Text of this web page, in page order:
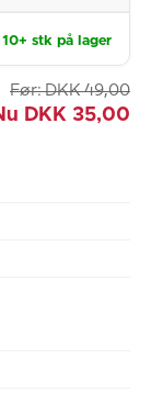
10+ stk på lager
Før: DKK 49,00
DKK 35,00